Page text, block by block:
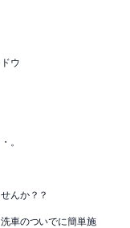
ウ
。
んか？？
車のついでに簡単施